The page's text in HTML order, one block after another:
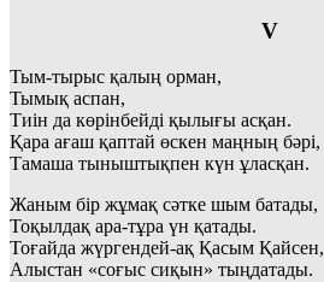
V
Тым-тырыс қалың орман,
Тымық аспан,
Тиін да көрінбейді қылығы асқан.
Қара ағаш қаптай өскен маңның бәрі,
Тамаша тыныштықпен күн ұласқан.
Жаным бір жұмақ сәтке шым батады,
Тоқылдақ ара-тұра үн қатады.
Тоғайда жүргендей-ақ Қасым Қайсен,
Алыстан «соғыс сиқын» тыңдатады.